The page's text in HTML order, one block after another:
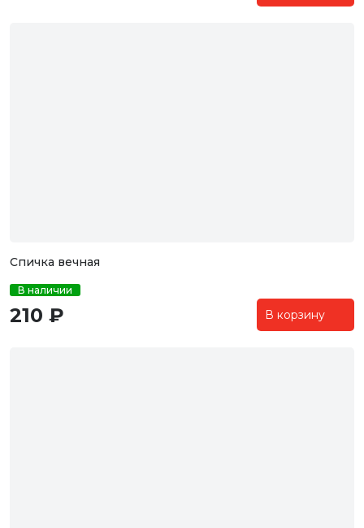
Спичка вечная
В наличии
210 ₽ В корзину